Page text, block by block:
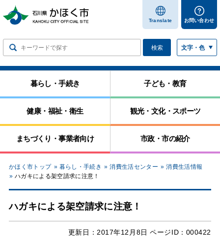
します
Translate お問い合わせ
検索 文字・色
暮らし・手続き 子ども・教育
健康・福祉・衛生 観光・文化・スポーツ
まちづくり・事業者向け 市政・市の紹介
かほく市トップ 暮らし・手続き 消費生活センター
消費生活情報
ハガキによる架空請求に注意！
ハガキによる架空請求に注意！
更新日： 2017年12月8日 ページID：000422